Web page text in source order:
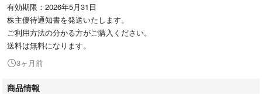
有効期限：2026年5月31日
株主優待通知書を発送いたします。
ご利用方法の分かる方がご購入ください。
送料は無料になります。
3ヶ月前
商品情報